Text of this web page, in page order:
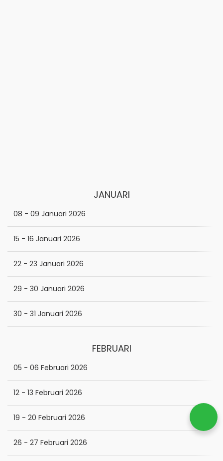
JANUARI
08 - 09 Januari 2026
15 - 16 Januari 2026
22 - 23 Januari 2026
29 - 30 Januari 2026
30 - 31 Januari 2026
FEBRUARI
05 - 06 Februari 2026
12 - 13 Februari 2026
19 - 20 Februari 2026
26 - 27 Februari 2026